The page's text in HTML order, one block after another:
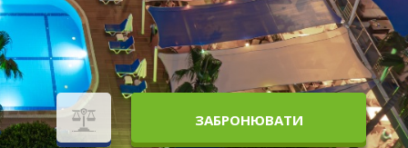
ВСІ ЦІНИ
ЗАБРОНЮВАТИ